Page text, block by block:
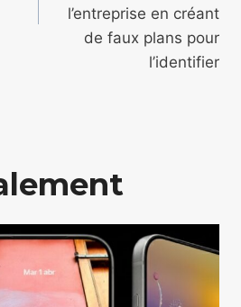
l’entreprise en créant
de faux plans pour
l’identifier